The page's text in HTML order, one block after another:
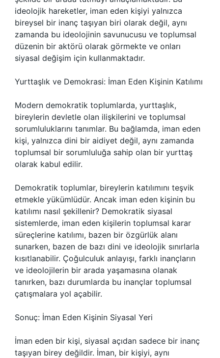
ideolojik hareketler, iman eden kişiyi yalnızca
bireysel bir inanç taşıyan biri olarak değil, aynı
zamanda bu ideolojinin savunucusu ve toplumsal
düzenin bir aktörü olarak görmekte ve onları
siyasal değişim için kullanmaktadır.
Yurttaşlık ve Demokrasi: İman Eden Kişinin Katılımı
Modern demokratik toplumlarda, yurttaşlık,
bireylerin devletle olan ilişkilerini ve toplumsal
sorumluluklarını tanımlar. Bu bağlamda, iman eden
kişi, yalnızca dini bir aidiyet değil, aynı zamanda
toplumsal bir sorumluluğa sahip olan bir yurttaş
olarak kabul edilir.
Demokratik toplumlar, bireylerin katılımını teşvik
etmekle yükümlüdür. Ancak iman eden kişinin bu
katılımı nasıl şekillenir? Demokratik siyasal
sistemlerde, iman eden kişilerin toplumsal karar
süreçlerine katılımı, bazen bir özgürlük alanı
sunarken, bazen de bazı dini ve ideolojik sınırlarla
kısıtlanabilir. Çoğulculuk anlayışı, farklı inançların
ve ideolojilerin bir arada yaşamasına olanak
tanırken, bazı durumlarda bu inançlar toplumsal
çatışmalara yol açabilir.
Sonuç: İman Eden Kişinin Siyasal Yeri
İman eden bir kişi, siyasal açıdan sadece bir inanç
taşıyan birey değildir. İman, bir kişiyi, aynı